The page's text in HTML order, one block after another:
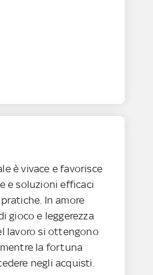
è vivace e favorisce
e soluzioni efficaci
In amore
gioco e leggerezza
lavoro si ottengono
la fortuna
negli acquisti.